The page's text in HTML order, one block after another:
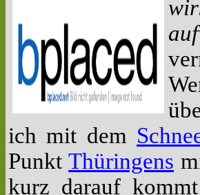
ich mit dem
PunktThüringens
kurz darauf